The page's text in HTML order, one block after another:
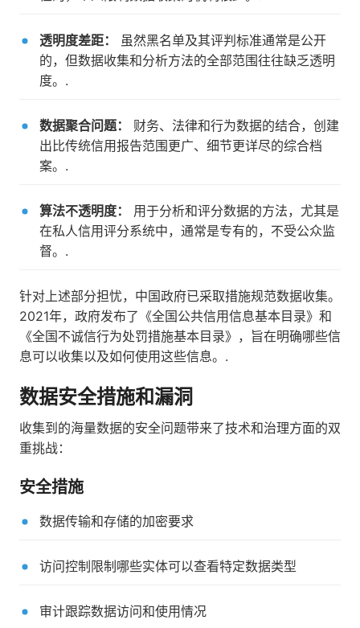
透明度差距：
虽然黑名单及其评判标准通常是公开
的，但数据收集和分析方法的全部范围往往缺乏透明
度。.
数据聚合问题：
财务、法律和行为数据的结合，创建
出比传统信用报告范围更广、细节更详尽的综合档
案。.
算法不透明度：
用于分析和评分数据的方法，尤其是
在私人信用评分系统中，通常是专有的，不受公众监
督。.
针对上述部分担忧，中国政府已采取措施规范数据收集。
2021年，政府发布了《全国公共信用信息基本目录》和
《全国不诚信行为处罚措施基本目录》，旨在明确哪些信
息可以收集以及如何使用这些信息。.
数据安全措施和漏洞
收集到的海量数据的安全问题带来了技术和治理方面的双
重挑战：
安全措施
数据传输和存储的加密要求
访问控制限制哪些实体可以查看特定数据类型
审计跟踪数据访问和使用情况